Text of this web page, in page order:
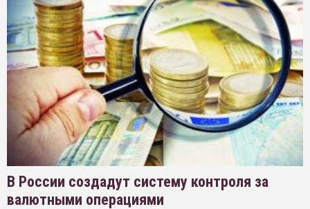
В России создадут систему контроля за
валютными операциями